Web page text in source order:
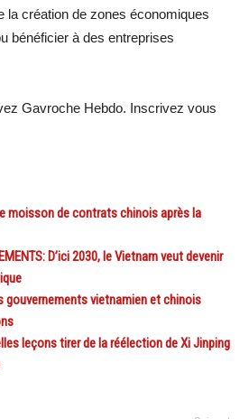
la création de zones économiques
bénéficier à des entreprises
Gavroche Hebdo. Inscrivez vous
moisson de contrats chinois après la
D’ici 2030, le Vietnam veut devenir
gouvernements vietnamien et chinois
leçons tirer de la réélection de Xi Jinping